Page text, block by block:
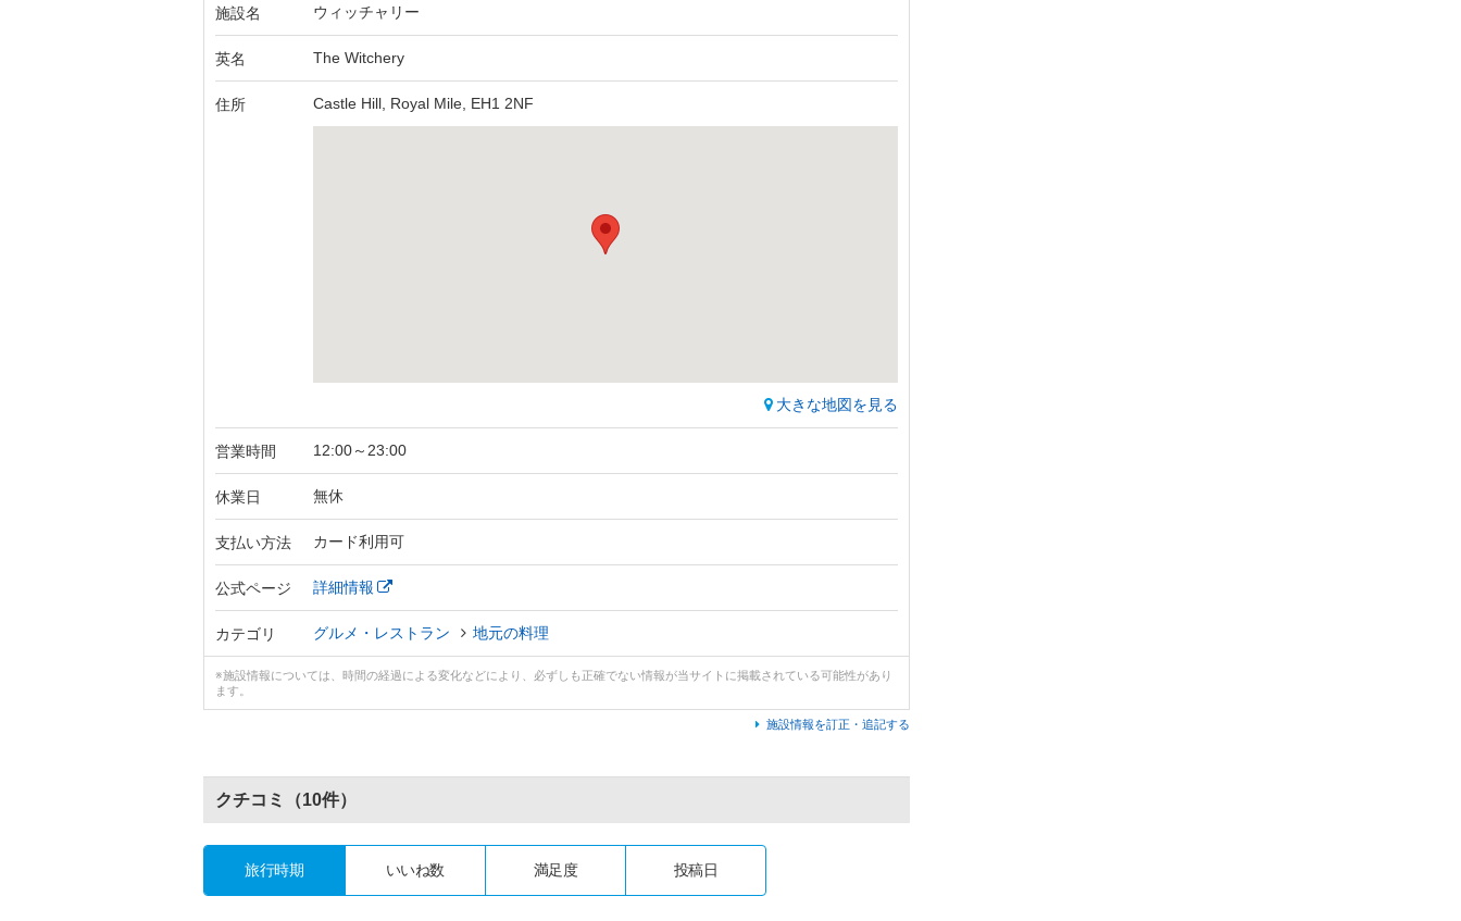
施設名 ウィッチャリー
英名 The Witchery
住所 Castle Hill, Royal Mile, EH1 2NF
大きな地図を見る
営業時間 12:00～23:00
休業日 無休
支払い方法 カード利用可
公式ページ 詳細情報
カテゴリ グルメ・レストラン 地元の料理
※施設情報については、時間の経過による変化などにより、必ずしも正確でない情報が当サイトに掲載されている可能性があり
ます。
施設情報を訂正・追記する
クチコミ （10件）
旅行時期 いいね数 満足度 投稿日